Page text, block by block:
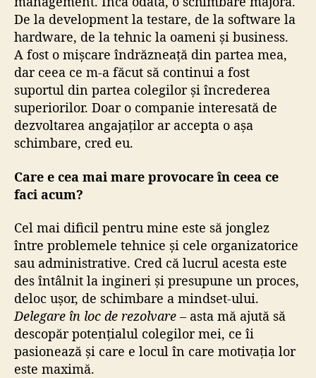
De la development la testare, de la software la
hardware, de la tehnic la oameni și business.
A fost o mișcare îndrăzneață din partea mea,
dar ceea ce m-a făcut să continui a fost
suportul din partea colegilor și încrederea
superiorilor. Doar o companie interesată de
dezvoltarea angajaților ar accepta o așa
schimbare, cred eu.
Care e cea mai mare provocare în ceea ce
faci acum?
Cel mai dificil pentru mine este să jonglez
între problemele tehnice și cele organizatorice
sau administrative. Cred că lucrul acesta este
des întâlnit la ingineri și presupune un proces,
deloc ușor, de schimbare a mindset-ului.
Delegare în loc de rezolvare – asta mă ajută să
descopăr potențialul colegilor mei, ce îi
pasionează și care e locul în care motivația lor
este maximă.